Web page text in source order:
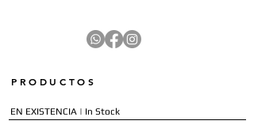
PRODUCTOS
EN EXISTENCIA | In Stock